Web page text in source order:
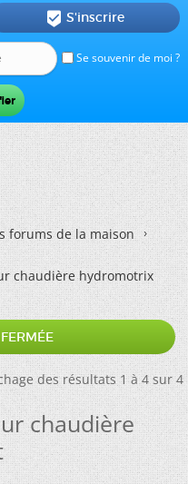
Se souvenir de moi ?
 S'inscrire
forums de la maison
chaudière hydromotrix
des résultats 1 à 4 sur 4
chaudière